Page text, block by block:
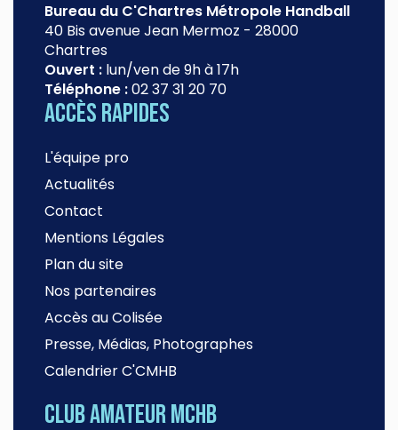
Bureau du C'Chartres Métropole Handball
40 Bis avenue Jean Mermoz - 28000
Chartres
Ouvert : lun/ven de 9h à 17h
Téléphone :02 37 31 20 70
Accès rapides
L'équipe pro
Actualités
Contact
Mentions Légales
Plan du site
Nos partenaires
Accès au Colisée
Presse, Médias, Photographes
Calendrier C'CMHB
Club amateur MCHB